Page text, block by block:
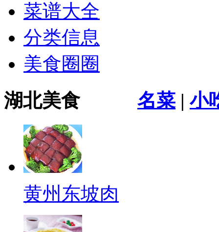
菜谱大全
分类信息
美食圈圈
湖北美食 名菜 |小
黄州东坡肉